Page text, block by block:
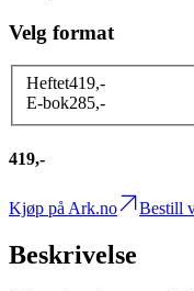
Velg format
Heftet419,-
E-bok285,-
419,-
Kjøp på Ark.no Bestill
Beskrivelse